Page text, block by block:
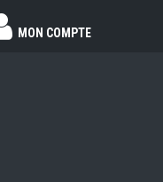
MON COMPTE